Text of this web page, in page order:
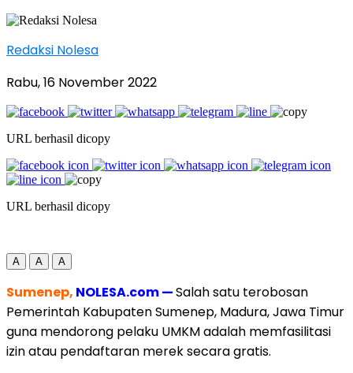
Redaksi Nolesa
Rabu, 16 November 2022
URL berhasil dicopy
URL berhasil dicopy
A A A
Sumenep, NOLESA.com —Salah satu terobosan
Pemerintah Kabupaten Sumenep, Madura, Jawa Timur
guna mendorong pelaku UMKM adalah memfasilitasi
izin atau pendaftaran merek secara gratis.